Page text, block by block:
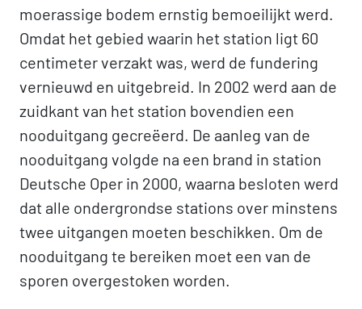
moerassige bodem ernstig bemoeilijkt werd.
Omdat het gebied waarin het station ligt 60
centimeter verzakt was, werd de fundering
vernieuwd en uitgebreid. In 2002 werd aan de
zuidkant van het station bovendien een
nooduitgang gecreëerd. De aanleg van de
nooduitgang volgde na een brand in station
Deutsche Oper in 2000, waarna besloten werd
dat alle ondergrondse stations over minstens
twee uitgangen moeten beschikken. Om de
nooduitgang te bereiken moet een van de
sporen overgestoken worden.